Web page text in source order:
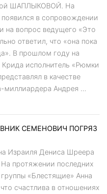
ШАПЛЫКОВОЙ. На
в сопровождении
вопрос ведущего «Это
ответил, что «она пока
В прошлом году на
Крида исполнитель «Рюмки
в качестве
Андрея ...
СЕМЕНОВИЧ ПОГРЯЗ
Израиля Дениса Шреера
протяжении последних
«Блестящие» Анна
счастлива в отношениях